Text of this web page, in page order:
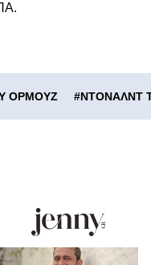
ΟΡΜΟΥΖ #ΝΤΟΝΑΛΝΤ